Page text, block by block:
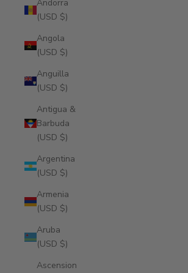
Andorra
(USD $)
Angola
(USD $)
Anguilla
(USD $)
Antigua &
Barbuda
(USD $)
Argentina
(USD $)
Armenia
(USD $)
Aruba
(USD $)
Ascension